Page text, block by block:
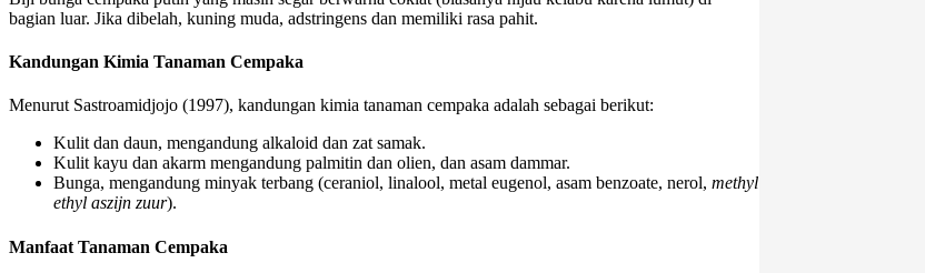
bagian luar. Jika dibelah, kuning muda, adstringens dan memiliki rasa pahit.
Kandungan Kimia Tanaman Cempaka
Menurut Sastroamidjojo (1997), kandungan kimia tanaman cempaka adalah sebagai berikut:
Kulit dan daun, mengandung alkaloid dan zat samak.
Kulit kayu dan akarm mengandung palmitin dan olien, dan asam dammar.
Bunga, mengandung minyak terbang (ceraniol, linalool, metal eugenol, asam benzoate, nerol, methyl
ethyl aszijn zuur).
Manfaat Tanaman Cempaka